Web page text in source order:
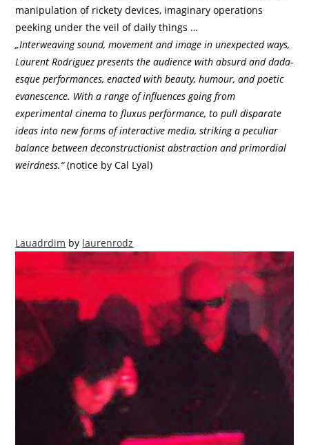
manipulation of rickety devices, imaginary operations
peeking under the veil of daily things …
„Interweaving sound, movement and image in unexpected ways,
Laurent Rodriguez presents the audience with absurd and dada-
esque performances, enacted with beauty, humour, and poetic
evanescence. With a range of influences going from
experimental cinema to fluxus performance, to pull disparate
ideas into new forms of interactive media, striking a peculiar
balance between deconstructionist abstraction and primordial
weirdness.“(notice by Cal Lyal)
Lauadrdim by laurenrodz